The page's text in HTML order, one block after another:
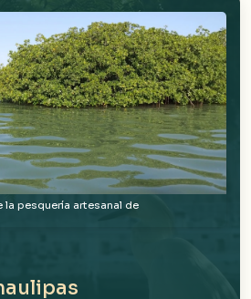
la pesquería artesanal de